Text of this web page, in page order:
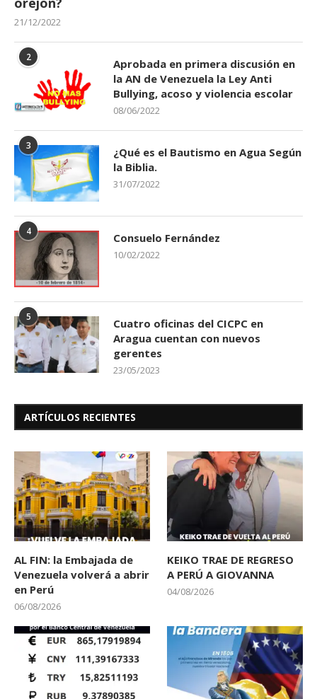
21/12/2022
2
Aprobada en primera discusión en
la AN de Venezuela la Ley Anti
Bullying, acoso y violencia escolar
08/06/2022
3
¿Qué es el Bautismo en Agua Según
la Biblia.
31/07/2022
4 Consuelo Fernández
10/02/2022
5
Cuatro oficinas del CICPC en
Aragua cuentan con nuevos
gerentes
23/05/2023
ARTÍCULOS RECIENTES
AL FIN: la Embajada de
Venezuela volverá a abrir
en Perú
06/08/2026
KEIKO TRAE DE REGRESO
A PERÚ A GIOVANNA
04/08/2026